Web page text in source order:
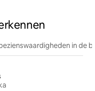
in de